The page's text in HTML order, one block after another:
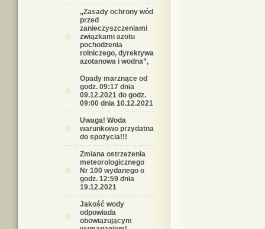
„Zasady ochrony wód
przed
zanieczyszczeniami
związkami azotu
pochodzenia
rolniczego, dyrektywa
azotanowa i wodna”,
Opady marznące od
godz. 09:17 dnia
09.12.2021 do godz.
09:00 dnia 10.12.2021
Uwaga! Woda
warunkowo przydatna
do spożycia!!!
Zmiana ostrzeżenia
meteorologicznego
Nr 100 wydanego o
godz. 12:59 dnia
19.12.2021
Jakość wody
odpowiada
obowiązującym